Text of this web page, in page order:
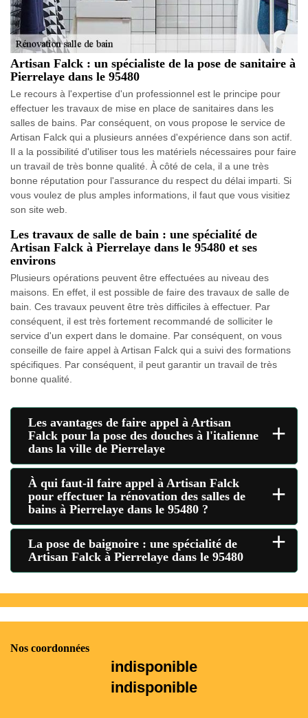
Artisan Falck : un spécialiste de la pose de sanitaire à
Pierrelaye dans le 95480
Le recours à l'expertise d'un professionnel est le principe pour
effectuer les travaux de mise en place de sanitaires dans les
salles de bains. Par conséquent, on vous propose le service de
Artisan Falck qui a plusieurs années d'expérience dans son actif.
Il a la possibilité d'utiliser tous les matériels nécessaires pour faire
un travail de très bonne qualité. À côté de cela, il a une très
bonne réputation pour l'assurance du respect du délai imparti. Si
vous voulez de plus amples informations, il faut que vous visitiez
son site web.
Les travaux de salle de bain : une spécialité de
Artisan Falck à Pierrelaye dans le 95480 et ses
environs
Plusieurs opérations peuvent être effectuées au niveau des
maisons. En effet, il est possible de faire des travaux de salle de
bain. Ces travaux peuvent être très difficiles à effectuer. Par
conséquent, il est très fortement recommandé de solliciter le
service d'un expert dans le domaine. Par conséquent, on vous
conseille de faire appel à Artisan Falck qui a suivi des formations
spécifiques. Par conséquent, il peut garantir un travail de très
bonne qualité.
Les avantages de faire appel à Artisan
Falck pour la pose des douches à l'italienne
dans la ville de Pierrelaye
+
À qui faut-il faire appel à Artisan Falck
pour effectuer la rénovation des salles de
bains à Pierrelaye dans le 95480 ?
+
La pose de baignoire : une spécialité de
Artisan Falck à Pierrelaye dans le 95480
+
Nos coordonnées
indisponible
indisponible